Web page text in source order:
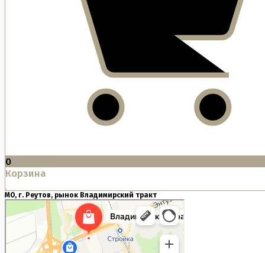
0
Корзина
МО, г. Реутов, рынок Владимирский тракт